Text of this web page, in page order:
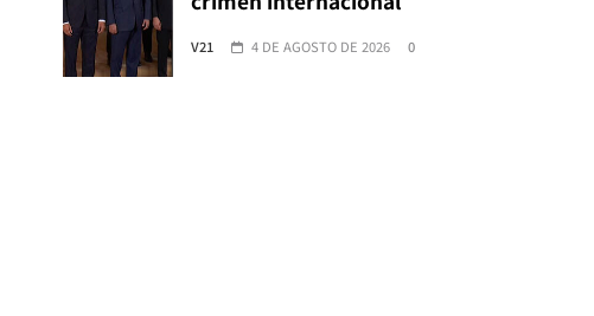
V21 4 DE AGOSTO DE 2026 0